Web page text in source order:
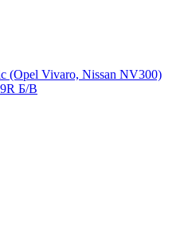
(Opel Vivaro, Nissan NV300)
Б/В